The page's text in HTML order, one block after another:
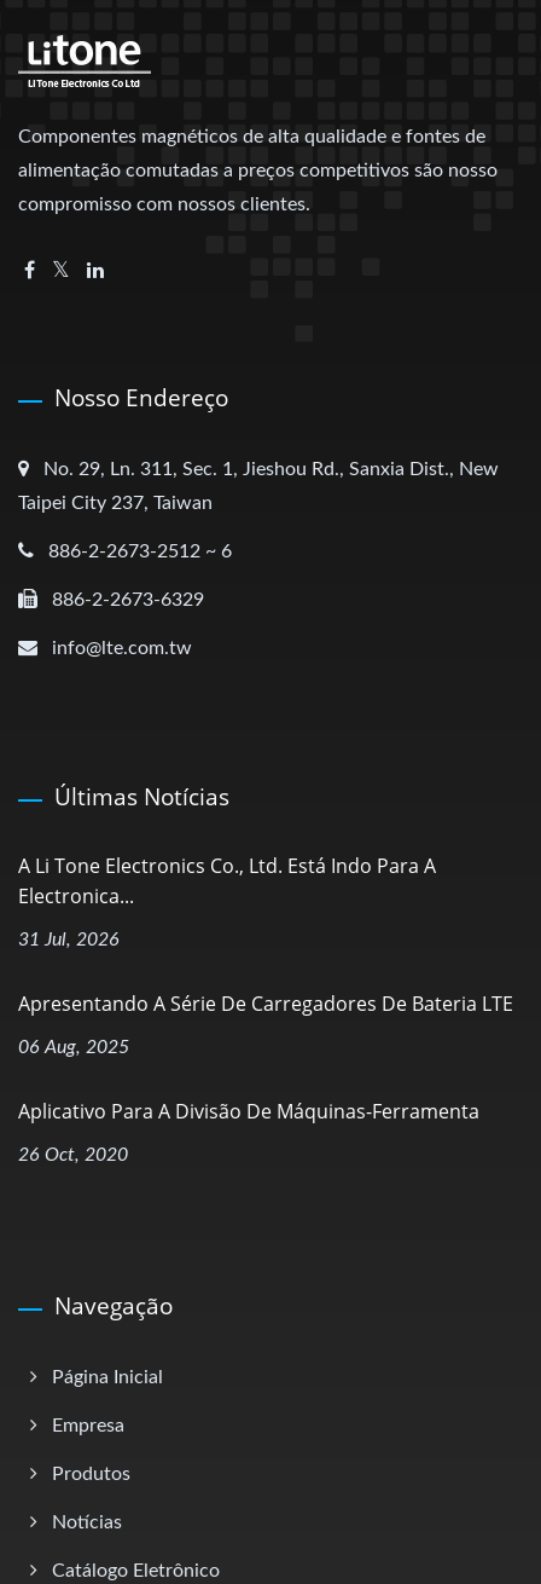
Componentes magnéticos de alta qualidade e fontes de
alimentação comutadas a preços competitivos são nosso
compromisso com nossos clientes.
Nosso Endereço
No. 29, Ln. 311, Sec. 1, Jieshou Rd., Sanxia Dist., New
Taipei City 237, Taiwan
886-2-2673-2512 ~ 6
886-2-2673-6329
info@lte.com.tw
Últimas Notícias
A Li Tone Electronics Co., Ltd. Está Indo Para A
Electronica...
31 Jul, 2026
Apresentando A Série De Carregadores De Bateria LTE
06 Aug, 2025
Aplicativo Para A Divisão De Máquinas-Ferramenta
26 Oct, 2020
Navegação
Página Inicial
Empresa
Produtos
Notícias
Catálogo Eletrônico